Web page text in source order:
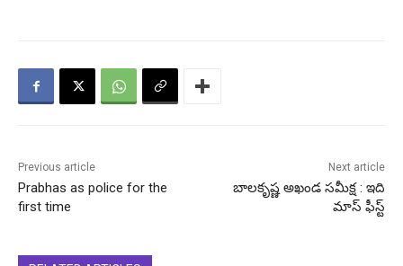
Previous article
Prabhas as police for the
first time
Next article
బాలకృష్ణ అఖండ సమీక్ష : ఇది
మాస్ ఫీస్ట్